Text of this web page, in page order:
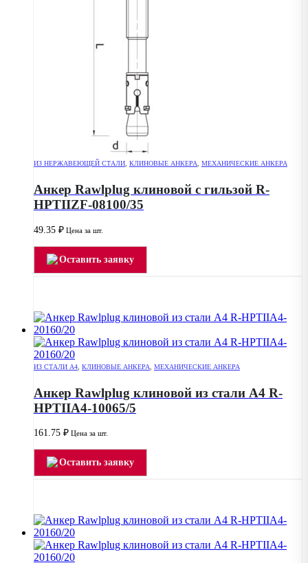
ИЗ НЕРЖАВЕЮЩЕЙ СТАЛИ, КЛИНОВЫЕ АНКЕРА, МЕХАНИЧЕСКИЕ АНКЕРА
Анкер Rawlplug клиновой с гильзой R-
HPTIIZF-08100/35
49.35 ₽ Цена за шт.
Оставить заявку
ИЗ СТАЛИ А4 КЛИНОВЫЕ АНКЕРА МЕХАНИЧЕСКИЕ АНКЕРА
Анкер Rawlplug клиновой из стали А4 R-
HPTIIA4-10065/5
161.75 ₽ Цена за шт.
Оставить заявку